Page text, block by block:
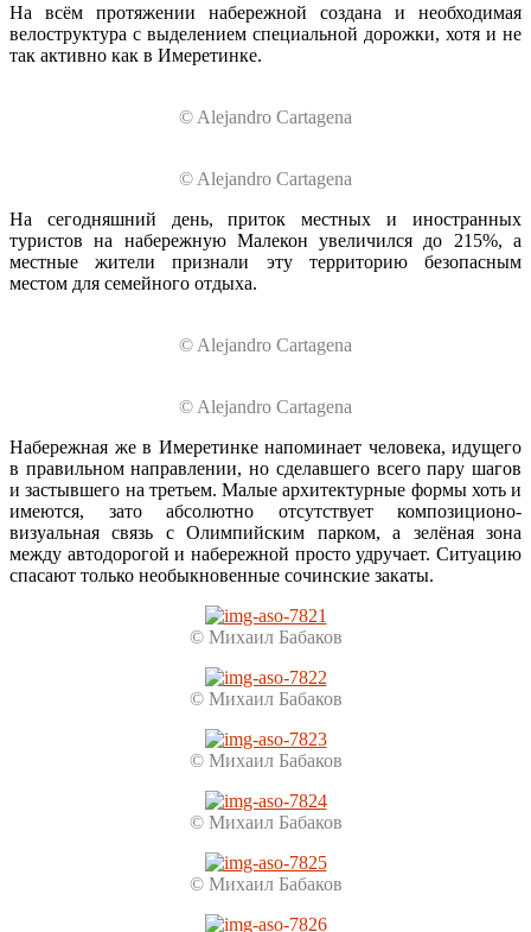
На всём протяжении набережной создана и необходимая
велоструктура с выделением специальной дорожки, хотя и не
так активно как в Имеретинке.
© Alejandro Cartagena
© Alejandro Cartagena
На сегодняшний день, приток местных и иностранных
туристов на набережную Малекон увеличился до 215%, а
местные жители признали эту территорию безопасным
местом для семейного отдыха.
© Alejandro Cartagena
© Alejandro Cartagena
Набережная же в Имеретинке напоминает человека, идущего
в правильном направлении, но сделавшего всего пару шагов
и застывшего на третьем. Малые архитектурные формы хоть и
имеются, зато абсолютно отсутствует композиционо-
визуальная связь с Олимпийским парком, а зелёная зона
между автодорогой и набережной просто удручает. Ситуацию
спасают только необыкновенные сочинские закаты.
© Михаил Бабаков
© Михаил Бабаков
© Михаил Бабаков
© Михаил Бабаков
© Михаил Бабаков